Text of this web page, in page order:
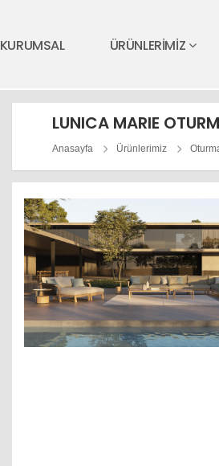
KURUMSAL ÜRÜNLERİMİZ
LUNICA MARIE
Anasayfa Ürünlerimiz